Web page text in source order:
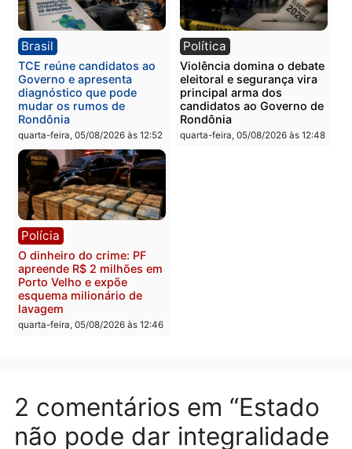
Polícia
Homem é preso com
drogas durante ação da
PM no Castanheira
quinta-feira, 06/08/2026 às 09:02
Polícia
Polícia Civil prende dois
homens por tortura,
Polícia
Homem é preso após
quarta-feira, 05/08/2026 às